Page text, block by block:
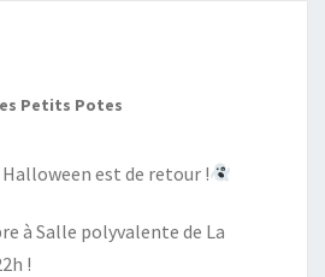
Petits Potes
est de retour !
à Salle polyvalente de La
!